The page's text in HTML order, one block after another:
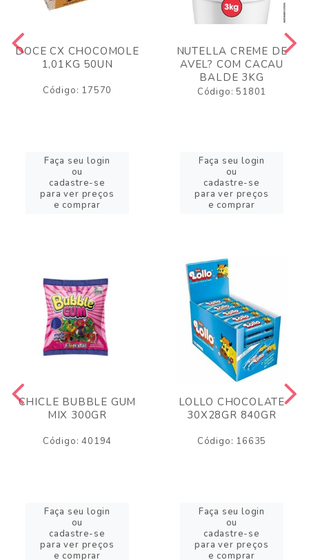
DOCE CX CHOCOMOLE
1,01KG 50UN
Código: 17570
Faça seu login
ou
cadastre-se
para ver preços
e comprar
NUTELLA CREME DE
AVEL? COM CACAU
BALDE 3KG
Código: 51801
Faça seu login
ou
cadastre-se
para ver preços
e comprar
CHICLE BUBBLE GUM
MIX 300GR
Código: 40194
Faça seu login
ou
cadastre-se
para ver preços
e comprar
LOLLO CHOCOLATE
30X28GR 840GR
Código: 16635
Faça seu login
ou
cadastre-se
para ver preços
e comprar